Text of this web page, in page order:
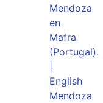
Mendoza
en
Mafra
(Portugal).
English
Mendoza